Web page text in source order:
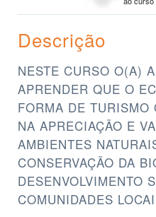
Descrição
NESTE CURSO O(A)
APRENDER QUE O
FORMA DE TURISMO
NA APRECIAÇÃO E
AMBIENTES
CONSERVAÇÃO DA
DESENVOLVIMENTO
COMUNIDADES